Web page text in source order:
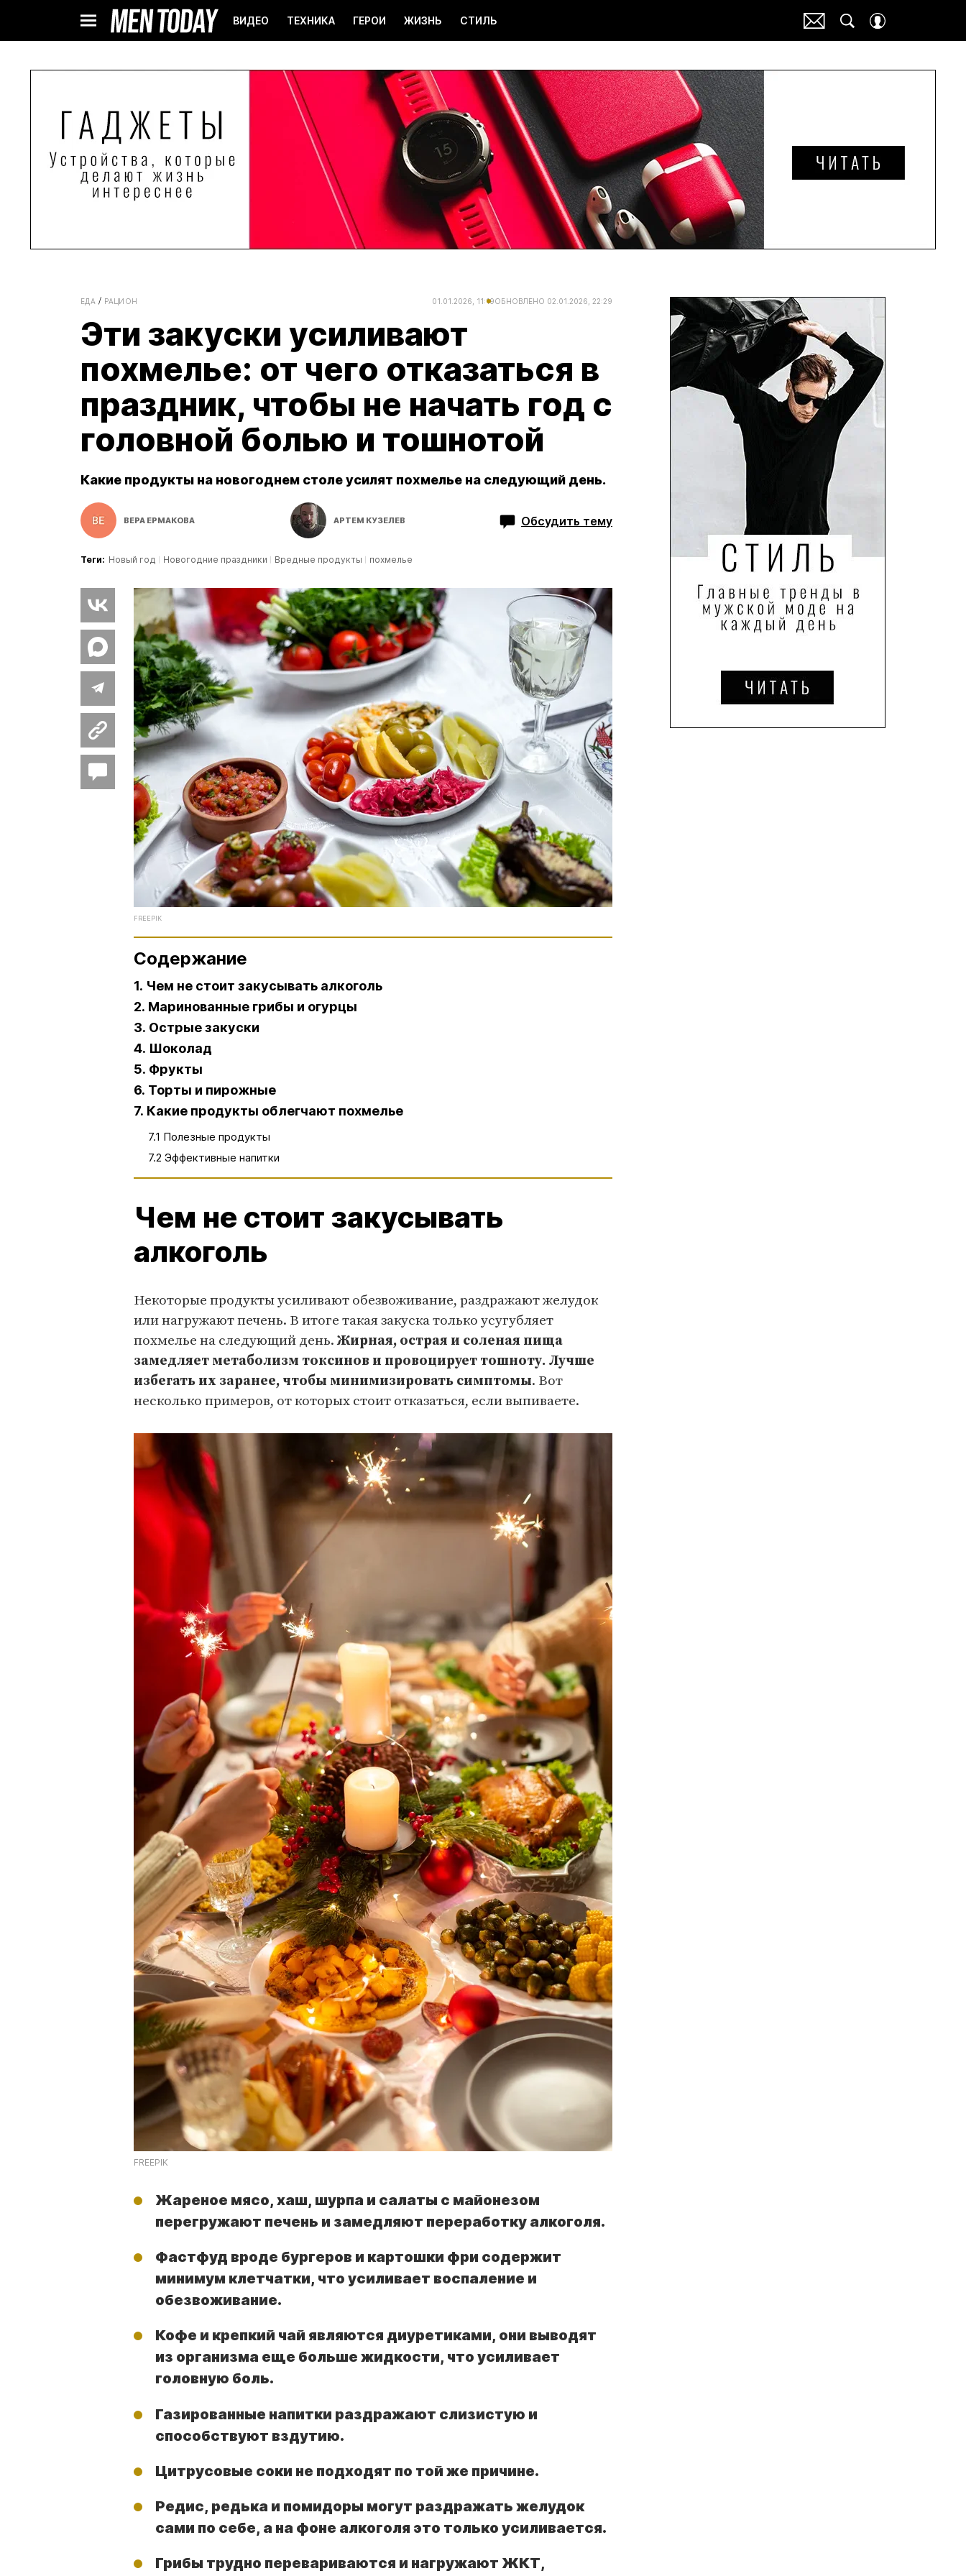
ВИДЕО ТЕХНИКА ГЕРОИ ЖИЗНЬ СТИЛЬ
ЕДА РАЦИОН 01.01.2026, 11:19ОБНОВЛЕНО 02.01.2026, 22:29
Эти закуски усиливают
похмелье: от чего отказаться в
праздник, чтобы не начать год с
головной болью и тошнотой
Какие продукты на новогоднем столе усилят похмелье на следующий день.
ВЕРА ЕРМАКОВА АРТЕМ КУЗЕЛЕВ Обсудить тему
Теги: Новый год Новогодние праздники Вредные продукты похмелье
FREEPIK
Содержание
1. Чем не стоит закусывать алкоголь
2. Маринованные грибы и огурцы
3. Острые закуски
4. Шоколад
5. Фрукты
6. Торты и пирожные
7. Какие продукты облегчают похмелье
7.1 Полезные продукты
7.2 Эффективные напитки
Чем не стоит закусывать
алкоголь
Некоторые продукты усиливают обезвоживание, раздражают желудок
или нагружают печень. В итоге такая закуска только усугубляет
похмелье на следующий день.Жирная, острая и соленая пища
замедляет метаболизм токсинов и провоцирует тошноту. Лучше
избегать их заранее, чтобы минимизировать симптомы. Вот
несколько примеров, от которых стоит отказаться, если выпиваете.
FREEPIK
Жареное мясо, хаш, шурпа и салаты с майонезом
перегружают печень и замедляют переработку алкоголя.
Фастфуд вроде бургеров и картошки фри содержит
минимум клетчатки, что усиливает воспаление и
обезвоживание.
Кофе и крепкий чай являются диуретиками, они выводят
из организма еще больше жидкости, что усиливает
головную боль.
Газированные напитки раздражают слизистую и
способствуют вздутию.
Цитрусовые соки не подходят по той же причине.
Редис, редька и помидоры могут раздражать желудок
сами по себе, а на фоне алкоголя это только усиливается.
Грибы трудно перевариваются и нагружают ЖКТ,